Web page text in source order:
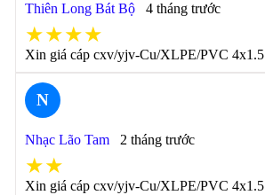
Thiên Long Bát Bộ 4 tháng trước
★★★★
Xin giá cáp cxv/yjv-Cu/XLPE/PVC 4x1.5
N
Nhạc Lão Tam 2 tháng trước
★★
Xin giá cáp cxv/yjv-Cu/XLPE/PVC 4x1.5